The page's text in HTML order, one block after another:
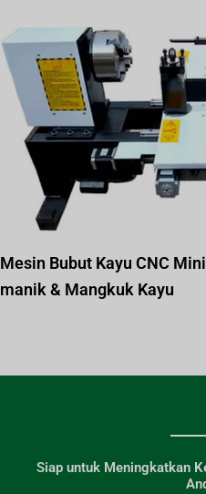
Mesin Bubut Kayu CNC
manik & Mangkuk Kayu
Siap untuk Meningkatkan